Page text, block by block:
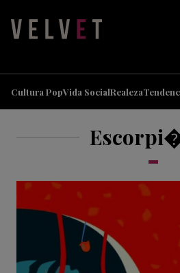
Cultura PopVida SocialRealeza